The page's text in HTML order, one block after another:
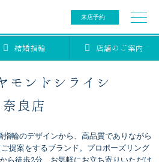
来店予約
結婚指輪 店舗のご案内
0078-6000-5222
モンドシライシ
奈良店
輪のデザインから、高品質でありながら
提案をするブランド。プロポーズリング
ら徒歩2分、お気軽にお立ち寄りいただけ